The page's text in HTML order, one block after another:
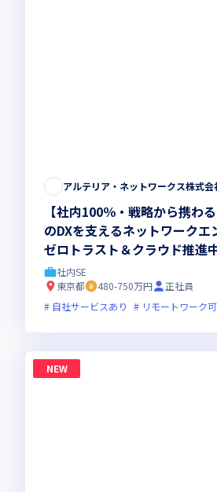
アルテリア・ネットワークス株式会
【社内100％・戦略から携わ
のDXを支えるネットワークエ
ゼロトラスト＆クラウド推進
社内SE
東京都
480-750万円
正社員
自社サービスあり
リモートワーク可
NEW